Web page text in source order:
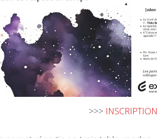
>>> INSCRIPTION